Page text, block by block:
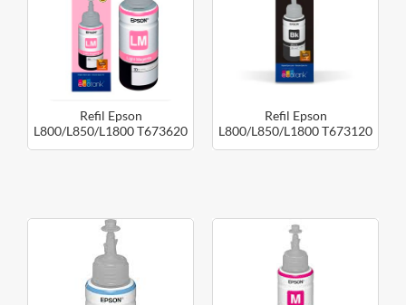
Refil Epson
L800/L850/L1800 T673620
Magenta Claro
Refil Epson
L800/L850/L1800 T673120
Preto